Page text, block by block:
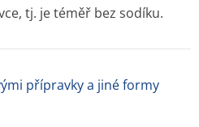
tj. je téměř bez sodíku.
přípravky a jiné formy